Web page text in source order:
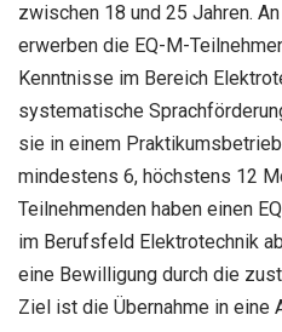
zwischen 18 und 25 Jahren.
erwerben die EQ-M-
Kenntnisse im Bereich
systematische
sie in einem
mindestens 6, höchstens 12
Teilnehmenden haben einen
im Berufsfeld Elektrotechnik
eine Bewilligung durch die
Ziel ist die Übernahme in eine